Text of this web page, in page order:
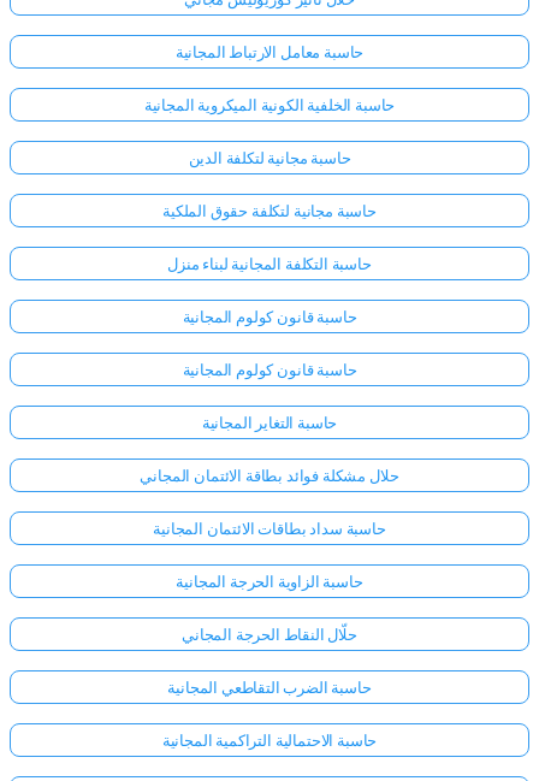
حاسبة معامل الارتباط المجانية
حاسبة الخلفية الكونية الميكروية المجانية
حاسبة مجانية لتكلفة الدين
حاسبة مجانية لتكلفة حقوق الملكية
حاسبة التكلفة المجانية لبناء منزل
حاسبة قانون كولوم المجانية
حاسبة قانون كولوم المجانية
حاسبة التغاير المجانية
حلال مشكلة فوائد بطاقة الائتمان المجاني
حاسبة سداد بطاقات الائتمان المجانية
حاسبة الزاوية الحرجة المجانية
حلّال النقاط الحرجة المجاني
حاسبة الضرب التقاطعي المجانية
حاسبة الاحتمالية التراكمية المجانية